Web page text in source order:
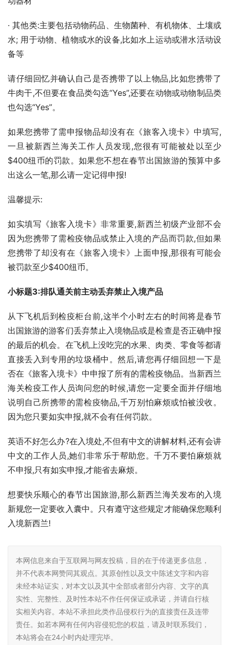
· 其他类:主要包括动物药品、生物菌种、有机物体、土壤或
水; 用于动物、植物或水的设备,比如水上运动或潜水活动设
备等
请仔细回忆并确认自己是否携带了以上物品,比如您携带了
牛肉干,不但要在食品类勾选“Yes”,还要在动物或动物制品类
也勾选“Yes”。
如果您携带了需申报物品却没有在《旅客入境卡》中填写,
一旦被新西兰海关工作人员发现,您很有可能被处以至少
$400纽币的罚款。如果您不想在春节出国旅游的预算中多
出这么一笔,那么请一定记得申报!
温馨提示:
如实填写《旅客入境卡》非常重要,新西兰初级产业部不会
因为您携带了需检疫物品或禁止入境的产品而罚款,但如果
您携带了却没有在《旅客入境卡》上面申报,那很有可能会
被罚款至少$400纽币。
小标题3:排队通关前主动丢弃禁止入境产品
从下飞机后到检疫柜台前,这半个小时左右的时间将是春节
出国旅游的游客们丢弃禁止入境物品或是检查是否正确申报
的最后的机会。在飞机上没吃完的水果、肉类、零食等都请
直接丢入到专用的垃圾桶中。然后,请您再仔细回想一下是
否在《旅客入境卡》中申报了所有的需检疫物品。当新西兰
海关检疫工作人员询问您的时候,请您一定要全面并仔细地
说明自己所携带的需检疫物品,千万别怕麻烦或怕被没收。
因为您只要如实申报,就不会有任何罚款。
英语不好怎么办?在入境处,不但有中文的讲解材料,还有会讲
中文的工作人员,她们非常乐于帮助您。千万不要怕麻烦就
不申报,只有如实申报,才能省去麻烦。
想要快乐顺心的春节出国旅游,那么新西兰海关发布的入境
新规您一定要收入囊中。只有遵守这些规定才能确保您顺利
入境新西兰!
本网信息来自于互联网与网友投稿，目的在于传递更多信息，
并不代表本网赞同其观点。其原创性以及文中陈述文字和内容
未经本站证实，对本文以及其中全部或者部分内容、文字的真
实性、完整性、及时性本站不作任何保证或承诺，并请自行核
实相关内容。本站不承担此类作品侵权行为的直接责任及连带
责任。如若本网有任何内容侵犯您的权益，请及时联系我们，
本站将会在24小时内处理完毕。